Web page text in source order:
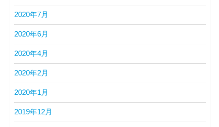
2020年7月
2020年6月
2020年4月
2020年2月
2020年1月
2019年12月